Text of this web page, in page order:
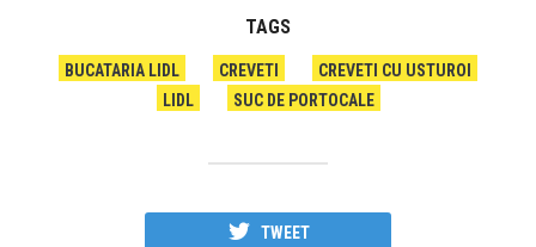
TAGS
BUCATARIA LIDL CREVETI
CREVETI CU USTUROI
LIDL
SUC DE PORTOCALE
TWEET